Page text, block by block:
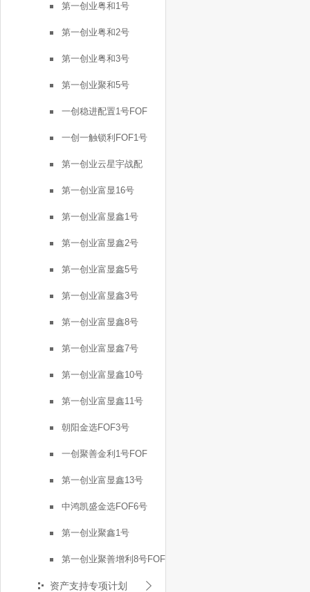
第一创业粤和1号
第一创业粤和2号
第一创业粤和3号
第一创业聚和5号
一创稳进配置1号FOF
一创一触锁利FOF1号
第一创业云星宇战配
第一创业富显16号
第一创业富显鑫1号
第一创业富显鑫2号
第一创业富显鑫5号
第一创业富显鑫3号
第一创业富显鑫8号
第一创业富显鑫7号
第一创业富显鑫10号
第一创业富显鑫11号
朝阳金选FOF3号
一创聚善金利1号FOF
第一创业富显鑫13号
中鸿凯盛金选FOF6号
第一创业聚鑫1号
第一创业聚善增利8号FOF
资产支持专项计划